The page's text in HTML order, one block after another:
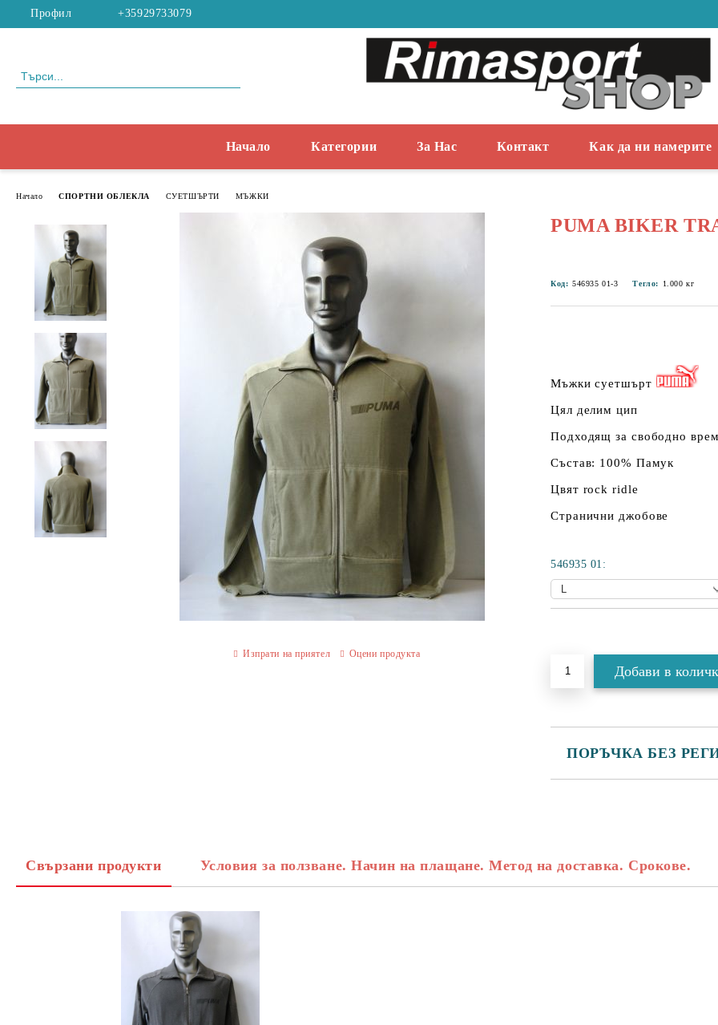
Профил +35929733079
Начало Категории За Нас Контакт Как да ни намерите
Начало СПОРТНИ ОБЛЕКЛА СУЕТШЪРТИ МЪЖКИ
PUMA BIKER
Код: 546935 01-3 Тегло: 1.000 кг
Мъжки суетшърт
Цял делим цип
Подходящ за свободно
Състав: 100% Памук
Цвят rock ridle
Странични джобове
546935 01:
ПОРЪЧКА БЕЗ
Съгласен съм с
Изпрати на приятел Оцени продукта
Свързани продукти Условия за ползване. Начин на плащане. Метод на доставка. Срокове.